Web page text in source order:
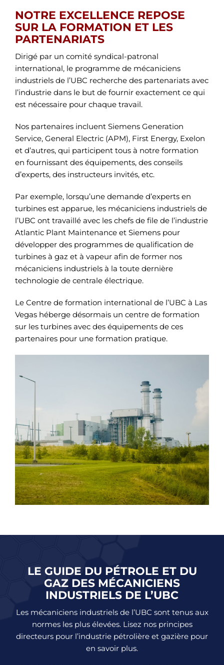
NOTRE EXCELLENCE REPOSE
SUR LA FORMATION ET LES
PARTENARIATS
Dirigé par un comité syndical-patronal
international, le programme de mécaniciens
industriels de l’UBC recherche des partenariats avec
l’industrie dans le but de fournir exactement ce qui
est nécessaire pour chaque travail.
Nos partenaires incluent Siemens Generation
Service, General Electric (APM), First Energy, Exelon
et d’autres, qui participent tous à notre formation
en fournissant des équipements, des conseils
d’experts, des instructeurs invités, etc.
Par exemple, lorsqu’une demande d’experts en
turbines est apparue, les mécaniciens industriels de
l’UBC ont travaillé avec les chefs de file de l’industrie
Atlantic Plant Maintenance et Siemens pour
développer des programmes de qualification de
turbines à gaz et à vapeur afin de former nos
mécaniciens industriels à la toute dernière
technologie de centrale électrique.
Le Centre de formation international de l’UBC à Las
Vegas héberge désormais un centre de formation
sur les turbines avec des équipements de ces
partenaires pour une formation pratique.
LE GUIDE DU PÉTROLE ET DU
GAZ DES MÉCANICIENS
INDUSTRIELS DE L’UBC
Les mécaniciens industriels de l’UBC sont tenus aux
normes les plus élevées. Lisez nos principes
directeurs pour l’industrie pétrolière et gazière pour
en savoir plus.